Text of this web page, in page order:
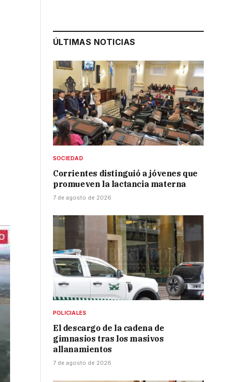
ÚLTIMAS NOTICIAS
SOCIEDAD
Corrientes distinguió a jóvenes que
promueven la lactancia materna
7 de agosto de 2026
POLICIALES
El descargo de la cadena de
gimnasios tras los masivos
allanamientos
7 de agosto de 2026